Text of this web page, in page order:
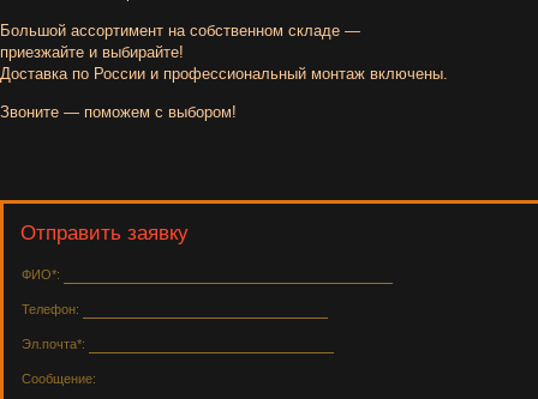
Большой ассортимент насобственном складе —
приезжайте и выбирайте!
Доставкапо России и профессиональный монтаж включены.
Звоните — поможем с выбором!
Отправить заявку
ФИО*:
Телефон:
Эл.почта*:
Сообщение: